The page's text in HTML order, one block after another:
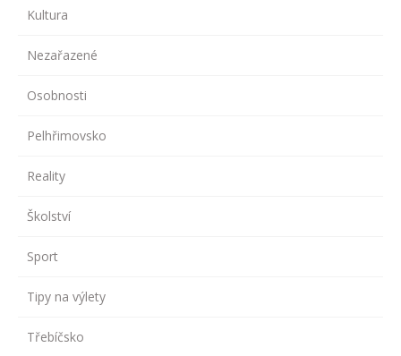
Kultura
Nezařazené
Osobnosti
Pelhřimovsko
Reality
Školství
Sport
Tipy na výlety
Třebíčsko